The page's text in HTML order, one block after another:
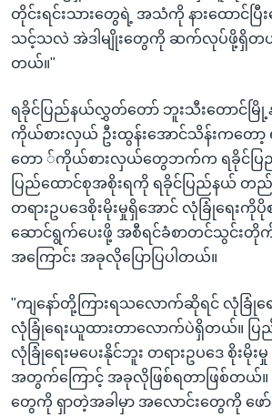
တိုင်းရင်းသားတွေရဲ့ အသံကို နားထောင်ပ
သင့်သလဲ အဲဒါမျိုးတွေကို ဆက်လုပ်ဖို့ရှိတယ်လို့
တယ်။"
ရခိုင်ပြည်နယ်လွှတ်တော် ဘူးသီးတောင်မ
ကိုယ်စားလှယ် ဦးထွန်းအောင်သိန်းကတေ
တော ်ကိုယ်စားလှယ်တွေဘက်က ရခိုင်ပြ
ပြည်ထောင်စုအစိုးရကို ရခိုင်ပြည်နယ် တည်င
တရားဥပဒေစိုးမိုးမှုရှိအောင် လုံခြုံရေးကို
ဆောင်ရွက်ပေးဖို့ အစီရင်ခံစာတင်သွင်းတို
အကြောင်း အခုလိုပြောပြပါတယ်။
"ကျနော်တို့ကြားရသလောက်ဆိုရင် လုံခြုံ
လုံခြုံရေးယူထားတာလောက်ပဲရှိတယ်။ ပြ
လုံခြုံရေးမပေးနိုင်ဘူး တရားဥပဒေ စိုးမိုး
အတွက်ကြောင့် အခုလိုဖြစ်ရတာဖြစ်တယ်
တွေကို ရှာတဲ့အခါမှာ အလောင်းတွေကို ဖေ